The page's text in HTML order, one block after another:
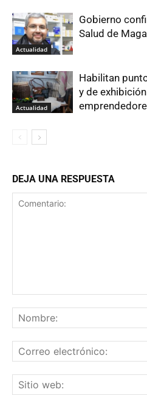
Actualidad
Gobierno
Salud de
Actualidad
Habilitan
y de
DEJA UNA RESPUESTA